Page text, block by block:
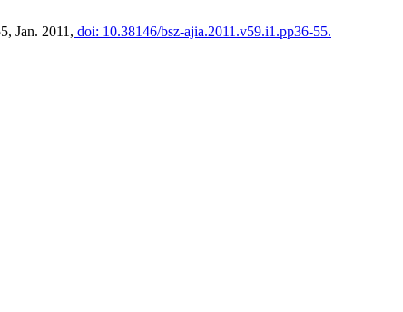
Jan. 2011, doi: 10.38146/bsz-ajia.2011.v59.i1.pp36-55.